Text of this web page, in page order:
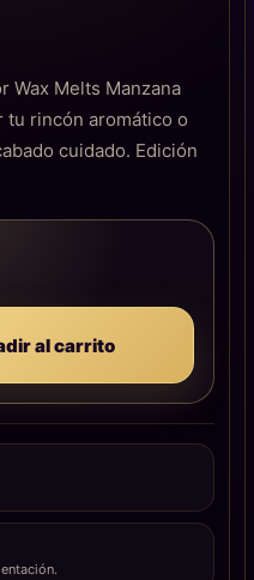
Wax Melts Manzana
tu rincón aromático o
cuidado. Edición
al carrito